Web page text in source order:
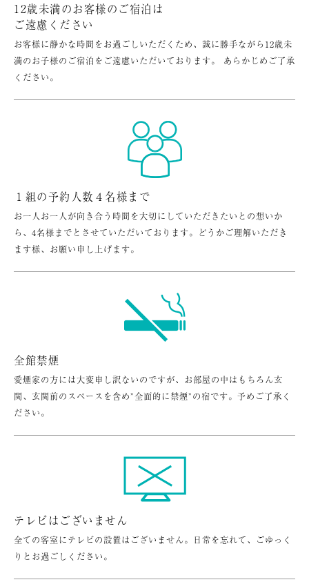
12歳未満のお客様のご宿泊は
ご遠慮ください
お客様に静かな時間をお過ごしいただくため、誠に勝手ながら12歳未
満のお子様のご宿泊をご遠慮いただいております。 あらかじめご了承
ください。
１組の予約人数４名様まで
お一人お一人が向き合う時間を大切にしていただきたいとの想いか
ら、4名様までとさせていただいております。どうかご理解いただき
ます様、お願い申し上げます。
全館禁煙
愛煙家の方には大変申し訳ないのですが、お部屋の中はもちろん玄
関、玄関前のスペースを含め”全面的に禁煙”の宿です。予めご了承く
ださい。
テレビはございません
全ての客室にテレビの設置はございません。日常を忘れて、ごゆっく
りとお過ごしください。